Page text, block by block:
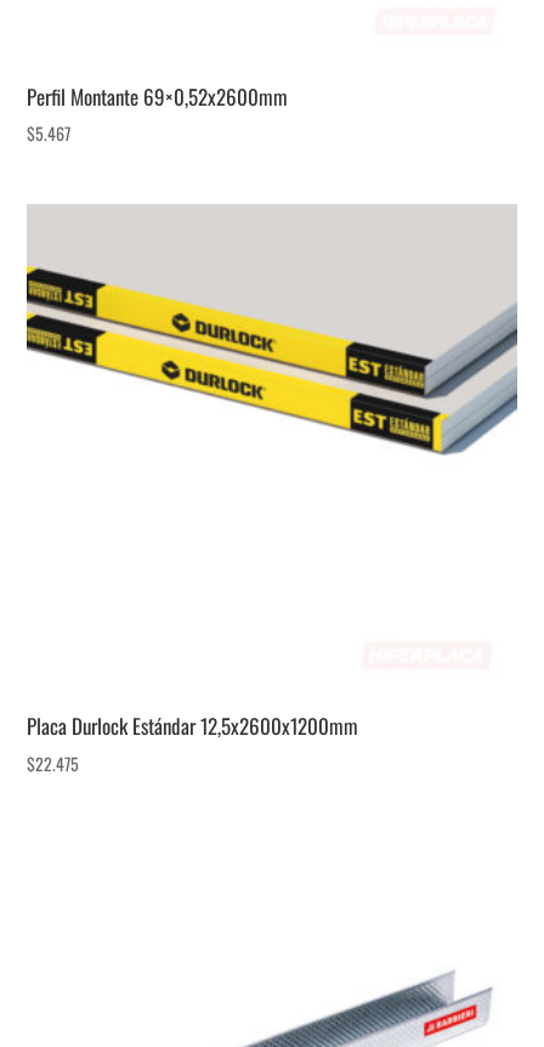
Perfil Montante 69×0,52x2600mm
$5.467
Placa Durlock Estándar 12,5x2600x1200mm
$22.475